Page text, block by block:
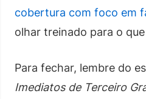
cobertura com foco em
olhar treinado para o
Para fechar, lembre do
Imediatos de Terceiro